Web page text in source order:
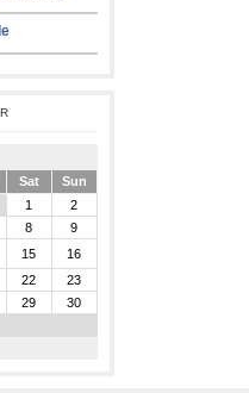
Sat
Sun
1
2
8
9
15
16
22
23
29
30